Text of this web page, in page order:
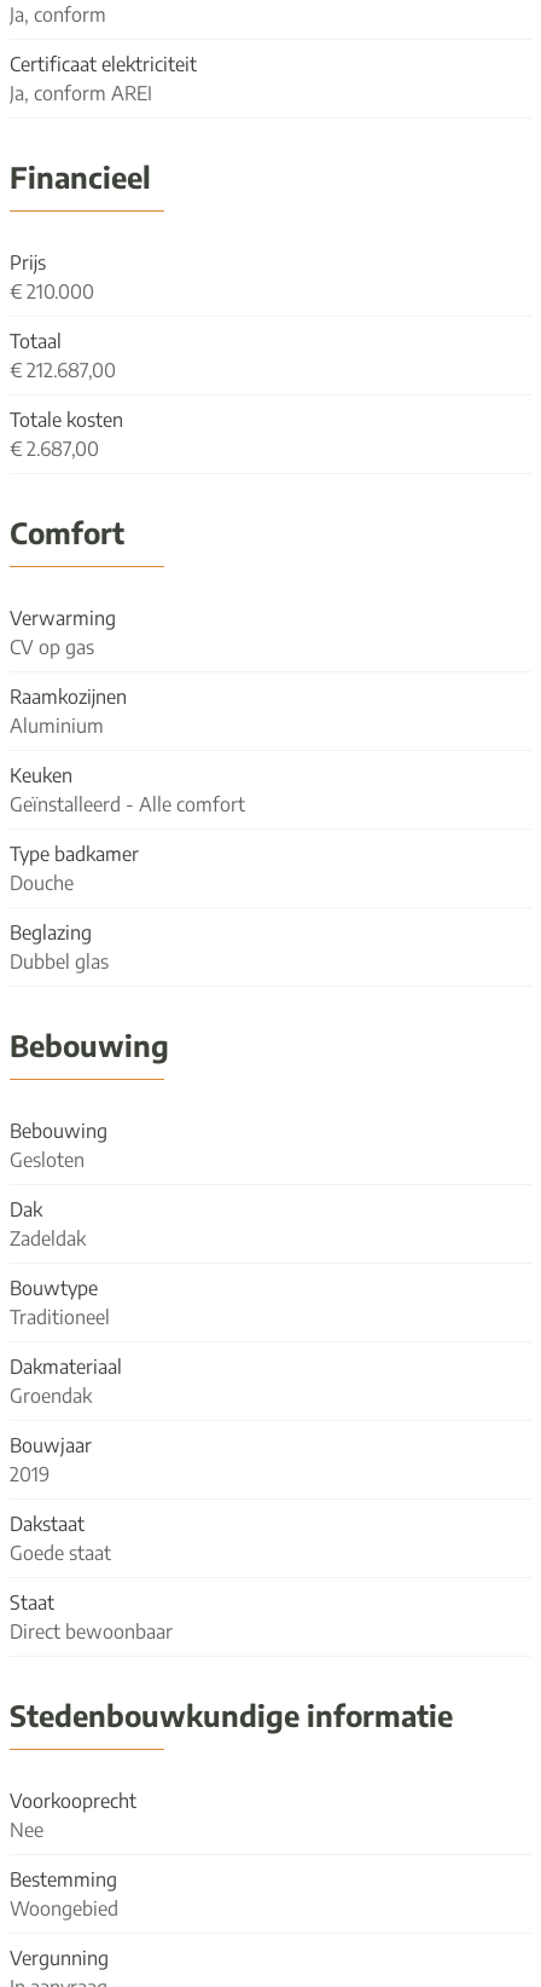
Ja, conform
Certificaat elektriciteit
Ja, conform AREI
Financieel
Prijs
€ 210.000
Totaal
€ 212.687,00
Totale kosten
€ 2.687,00
Comfort
Verwarming
CV op gas
Raamkozijnen
Aluminium
Keuken
Geïnstalleerd - Alle comfort
Type badkamer
Douche
Beglazing
Dubbel glas
Bebouwing
Bebouwing
Gesloten
Dak
Zadeldak
Bouwtype
Traditioneel
Dakmateriaal
Groendak
Bouwjaar
2019
Dakstaat
Goede staat
Staat
Direct bewoonbaar
Stedenbouwkundige informatie
Voorkooprecht
Nee
Bestemming
Woongebied
Vergunning